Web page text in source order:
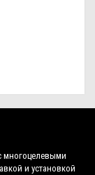
многоцелевыми
и установкой